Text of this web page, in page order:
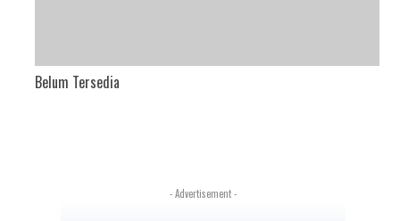
Belum Tersedia
- Advertisement -